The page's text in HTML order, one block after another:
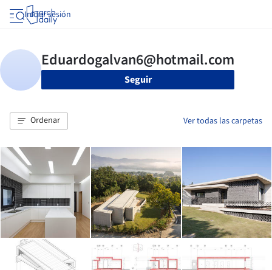
Iniciar sesión
Seguir
Ordenar Ver todas las carpetas